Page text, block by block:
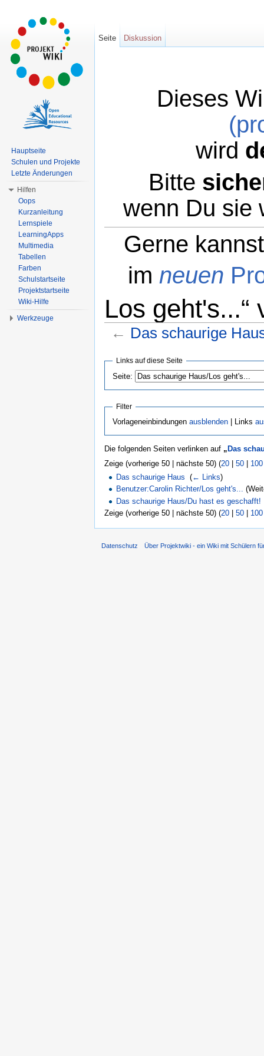
Dieses
wird
Bitte
wenn Du sie
Gerne
im neuen
Los geht's...“
← Das schaurige
Links auf diese Seite
Seite:
Filter
Vorlageneinbindungen ausblenden| Links
Die folgenden Seiten verlinken auf „ Das
Zeige (vorherige 50 | nächste 50) (20 50 100
Das schaurige Haus ‎(← Links)
Benutzer:Carolin Richter/Los geht's...
Das schaurige Haus/Du hast es geschafft!
Zeige (vorherige 50 | nächste 50) (20 50 100
Seite Diskussion
Hauptseite
Schulen und Projekte
Letzte Änderungen
Hilfen
Oops
Kurzanleitung
Lernspiele
LearningApps
Multimedia
Tabellen
Farben
Schulstartseite
Projektstartseite
Wiki-Hilfe
Werkzeuge
Datenschutz Über Projektwiki - ein Wiki mit Schülern